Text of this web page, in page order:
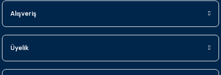
Alışveriş
Üyelik